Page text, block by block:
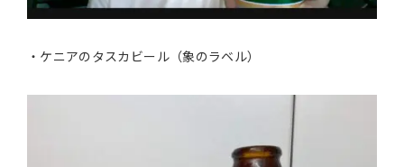
・ケニアのタスカビール（象のラベル）